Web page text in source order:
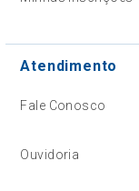
Atendimento
Fale Conosco
Ouvidoria